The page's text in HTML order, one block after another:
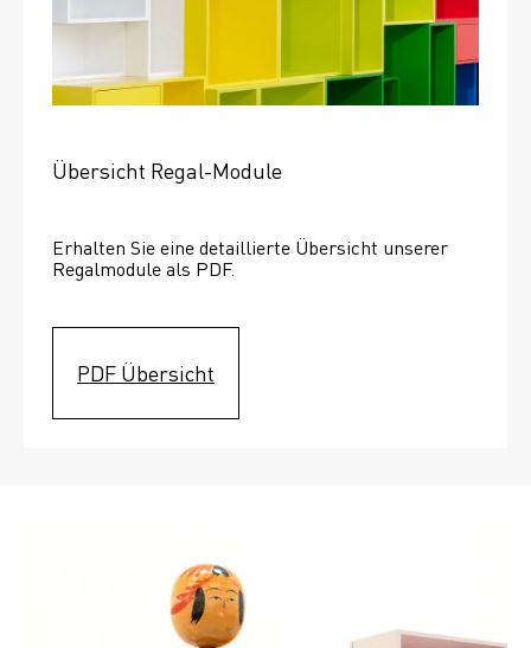
Übersicht Regal-Module
Erhalten Sie eine detaillierte Übersicht unserer
Regalmodule als PDF.
PDF Übersicht